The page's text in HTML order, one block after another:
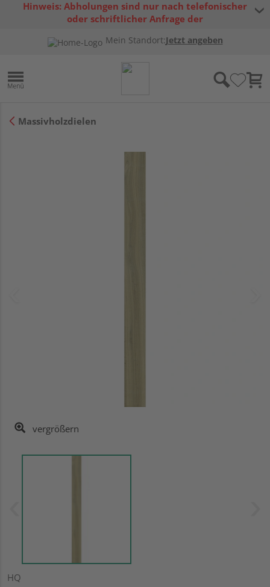
Hinweis: Abholungen sind nur nach telefonischer
oder schriftlicher Anfrage der
Mein Standort:Jetzt angeben
Massivholzdielen
vergrößern
HQ